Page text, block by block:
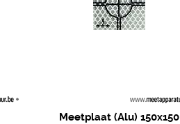
Meetplaat (Alu) 150x150